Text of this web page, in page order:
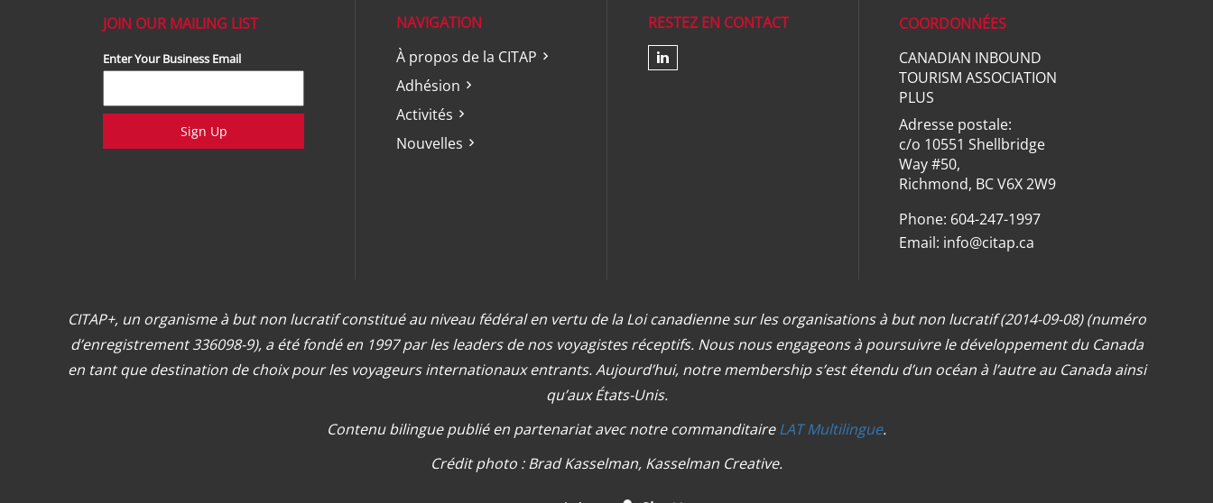
JOIN OUR MAILING LIST
Enter Your Business Email
Sign Up
NAVIGATION
À propos de la CITAP
Adhésion
Activités
Nouvelles
RESTEZ EN CONTACT
Check our social media on linkedin (opens in a
COORDONNÉES
CANADIAN INBOUND
TOURISM ASSOCIATION
PLUS
Adresse postale:
c/o 10551 Shellbridge
Way #50,
Richmond, BC V6X 2W9
Phone: 604-247-1997
Email: info@citap.ca
CITAP+, un organisme à but non lucratif constitué au niveau fédéral en vertu de la Loi canadienne sur les organisations à but non lucratif (2014-09-08) (numéro
d’enregistrement 336098-9), a été fondé en 1997 par les leaders de nos voyagistes réceptifs. Nous nous engageons à poursuivre le développement du Canada
en tant que destination de choix pour les voyageurs internationaux entrants. Aujourd’hui, notre membership s’est étendu d’un océan à l’autre au Canada ainsi
qu’aux États-Unis.
Contenu bilingue publié en partenariat avec notre commanditaireLAT Multilingue.
Crédit photo : Brad Kasselman, Kasselman Creative.